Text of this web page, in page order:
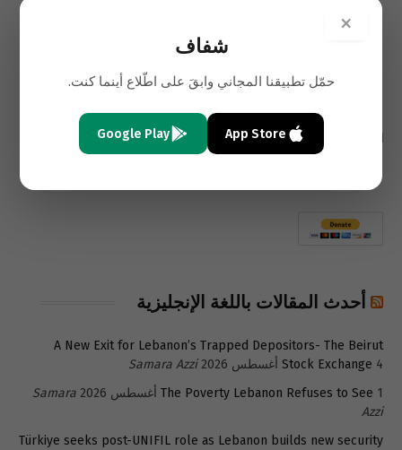
نشطاء سعوديون يخططون
متّهماً لبنانيا وسورياً ومن جنسيات
أخرى
التعليقات مغلقة.
أحدث المقالات باللغة الإنجليزية
A New Exit for Lebanon’s Trapped Depositors- The Beirut
Stock Exchange 4 أغسطس 2026
Samara Azzi
The Poverty Lebanon Refuses to See 1 أغسطس 2026
Samara
Azzi
Türkiye seeks post-UNIFIL role as Lebanon builds new security
×
شفاف
حمّل تطبيقنا المجاني وابقَ على اطّلاع أينما كنت.
App Store
Google Play